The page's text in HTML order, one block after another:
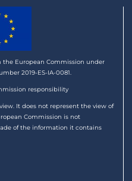
European Commission under
2019-ES-IA-0081.
responsibility
It does not represent the view of
Commission is not
of the information it contains